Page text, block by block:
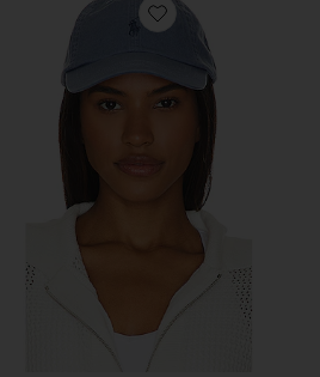
Favorite ハット